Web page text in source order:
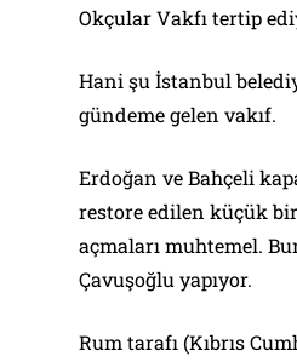
Okçular Vakfı tertip
Hani şu İstanbul
gündeme gelen vakıf.
Erdoğan ve Bahçeli
restore edilen küçük
açmaları muhtemel.
Çavuşoğlu yapıyor.
Rum tarafı (Kıbrıs